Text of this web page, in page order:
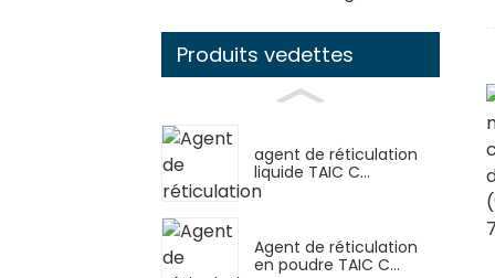
Produits vedettes
agent de réticulation
liquide TAIC C...
Agent de réticulation
en poudre TAIC C...